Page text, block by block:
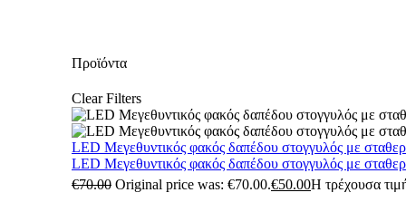
Προϊόντα
Clear Filters
LED Μεγεθυντικός φακός δαπέδου στογγυλός με
LED Μεγεθυντικός φακός δαπέδου στογγυλός με
€70.00 Original price was: €70.00.€50.00Η τρέχουσα